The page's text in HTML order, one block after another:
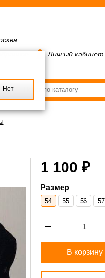
Нет
Личный кабинет
1 100 ₽
Размер
54 55 56 57
В корзину